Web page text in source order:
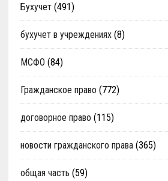
Бухучет(491)
бухучет в учреждениях(8)
МСФО (84)
Гражданское право (772)
договорное право (115)
новости гражданского права(365)
общая часть (59)